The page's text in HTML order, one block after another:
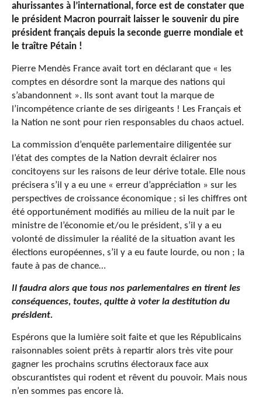
ahurissantes à l’international, force est de constater que
le président Macron pourrait laisser le souvenir du pire
président français depuis la seconde guerre mondiale et
le traître Pétain !
Pierre Mendès France avait tort en déclarant que « les
comptes en désordre sont la marque des nations qui
s’abandonnent ». Ils sont avant tout la marque de
l’incompétence criante de ses dirigeants ! Les Français et
la Nation ne sont pour rien responsables du chaos actuel.
La commission d’enquête parlementaire diligentée sur
l’état des comptes de la Nation devrait éclairer nos
concitoyens sur les raisons de leur dérive totale. Elle nous
précisera s’il y a eu une « erreur d’appréciation » sur les
perspectives de croissance économique ; si les chiffres ont
été opportunément modifiés au milieu de la nuit par le
ministre de l’économie et/ou le président, s’il y a eu
volonté de dissimuler la réalité de la situation avant les
élections européennes, s’il y a eu faute lourde, ou non ; la
faute à pas de chance…
Il faudra alors que tous nos parlementaires en tirent les
conséquences, toutes, quitte à voter la destitution du
président.
Espérons que la lumière soit faite et que les Républicains
raisonnables soient prêts à repartir alors très vite pour
gagner les prochains scrutins électoraux face aux
obscurantistes qui rodent et rêvent du pouvoir. Mais nous
n’en sommes pas encore là.